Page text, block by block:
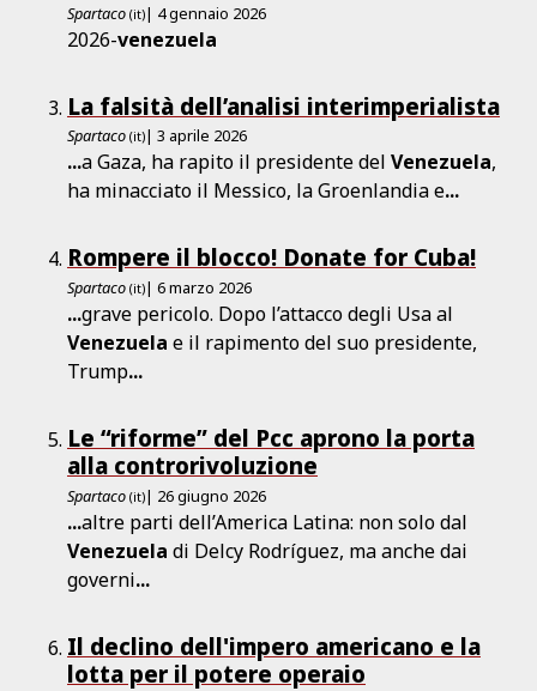
Spartaco (it)| 4 gennaio 2026
2026-venezuela
La falsità dell’analisi interimperialista
Spartaco (it)| 3 aprile 2026
...a Gaza, ha rapito il presidente del Venezuela,
ha minacciato il Messico, la Groenlandia e...
Rompere il blocco! Donate for Cuba!
Spartaco (it)| 6 marzo 2026
...grave pericolo. Dopo l’attacco degli Usa al
Venezuela e il rapimento del suo presidente,
Trump...
Le “riforme” del Pcc aprono la porta
alla controrivoluzione
Spartaco (it)| 26 giugno 2026
...altre parti dell’America Latina: non solo dal
Venezuela di Delcy Rodríguez, ma anche dai
governi...
Il declino dell'impero americano e la
lotta per il potere operaio